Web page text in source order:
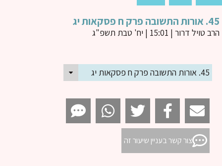
ח פסקאות יג
טויל דרור| 15:01 | יח' טבת תשפ"ג
45. אורות התשובה פרק ח פסקאות יג
צור קשר בעניין שיעור זה